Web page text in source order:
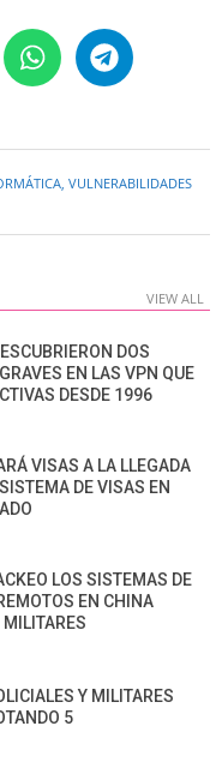
, VULNERABILIDADES
VIEW ALL
DOS
EN LAS VPN QUE
DESDE 1996
VISAS A LA LLEGADA
DE VISAS EN
LOS SISTEMAS DE
EN CHINA
Y MILITARES
5